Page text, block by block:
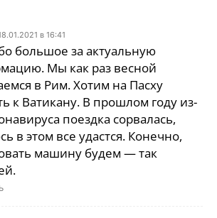
в 16:41
большое за актуальную
Мы как раз весной
в Рим. Хотим на Пасху
к Ватикану. В прошлом году из-
поездка сорвалась,
в этом все удастся. Конечно,
машину будем — так